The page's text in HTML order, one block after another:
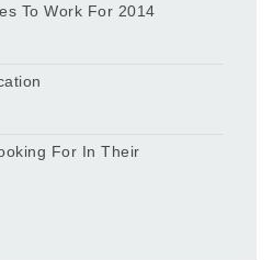
To Work For 2014
For In Their